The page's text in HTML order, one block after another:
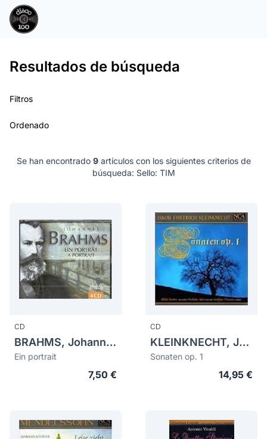
Resultados de búsqueda
Filtros
Ordenado
Se han encontrado 9artículos con los siguientes criterios de
búsqueda: Sello: TIM
CD
BRAHMS, Johannes (1833-1897)
Ein portrait
7,50 €
CD
KLEINKNECHT, Jakob Friedrich (1722-1794)
Sonaten op. 1
14,95 €